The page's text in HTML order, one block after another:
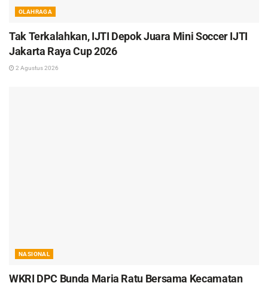
OLAHRAGA
Tak Terkalahkan, IJTI Depok Juara Mini Soccer IJTI
Jakarta Raya Cup 2026
2 Agustus 2026
NASIONAL
WKRI DPC Bunda Maria Ratu Bersama Kecamatan